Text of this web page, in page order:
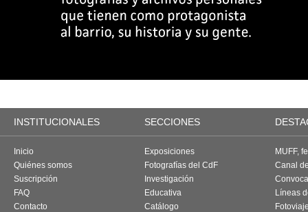
INSTITUCIONALES SECCIONES
Inicio
Quiénes somos
Suscripción
FAQ
Contacto
Exposiciones
Fotografías del CdF
Investigación
Educativa
Catálogo
MUFF,
Canal
Líneas